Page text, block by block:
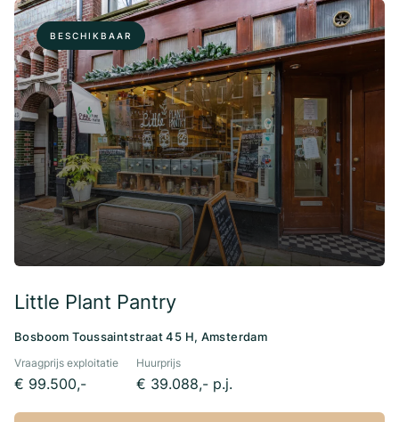
BESCHIKBAAR
Little Plant Pantry
Bosboom Toussaintstraat 45 H, Amsterdam
Vraagprijs exploitatie
€ 99.500,-
Huurprijs
€ 39.088,- p.j.